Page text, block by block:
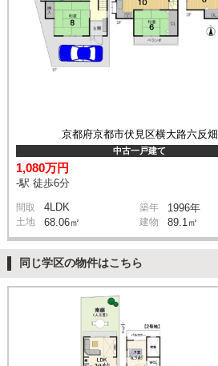
京都府京都市伏見区横大路六反畑
中古一戸建て
1,080万円
-駅 徒歩6分
間取 4LDK 築年 1996年
土地 68.06㎡ 建物 89.1㎡
同じ学区の物件はこちら